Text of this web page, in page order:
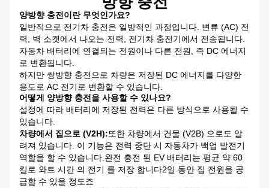
양방향 충전이란 무엇인가요?
일반적으로 전기차 충전은 일방적인 과정입니다. 변류 (AC) 전
력, 벽 소켓에서 나오는 전력, 전기차 충전기에서 전송됩니다.
자동차 배터리에 연결되는 전원이나 다른 전원, 즉 DC 에너지
로 변환됩니다.
하지만 쌍방향 충전으로 차량은 저장된 DC 에너지를 다양한
용도로 AC 전기로 변환할 수 있습니다.
어떻게 양방향 충전을 사용할 수 있나요?
설정에 따라 배터리에 저장된 전력은 다른 방식으로 사용될 수
있습니다.
차량에서 집으로 (V2H):또한 차량에서 건물 (V2B) 으로도 알
려져 있습니다. 이 기능은 전력 중단 시 자동차가 백업 발전기
역할을 할 수 있습니다.완전 충전 된 EV 배터리는 평균 약 60
킬로 와트 시간 의 전기 를 저장 합니다2일 동안 집 전원을 공
급할 수 있을 정도죠